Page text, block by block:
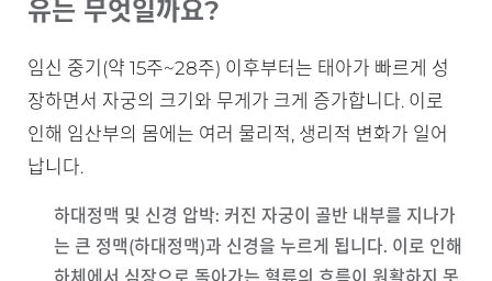
유는 무엇일까요?
임신 중기(약 15주~28주) 이후부터는 태아가 빠르게 성
장하면서 자궁의 크기와 무게가 크게 증가합니다. 이로
인해 임산부의 몸에는 여러 물리적, 생리적 변화가 일어
납니다.
하대정맥 및 신경 압박: 커진 자궁이 골반 내부를 지나가
는 큰 정맥(하대정맥)과 신경을 누르게 됩니다. 이로 인해